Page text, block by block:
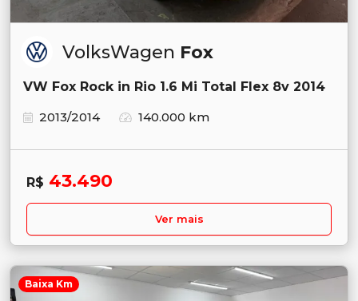
VolksWagen Fox
VW Fox Rock in Rio 1.6 Mi Total Flex 8v 2014
2013/2014
140.000 km
R$ 43.490
Ver mais
Baixa Km